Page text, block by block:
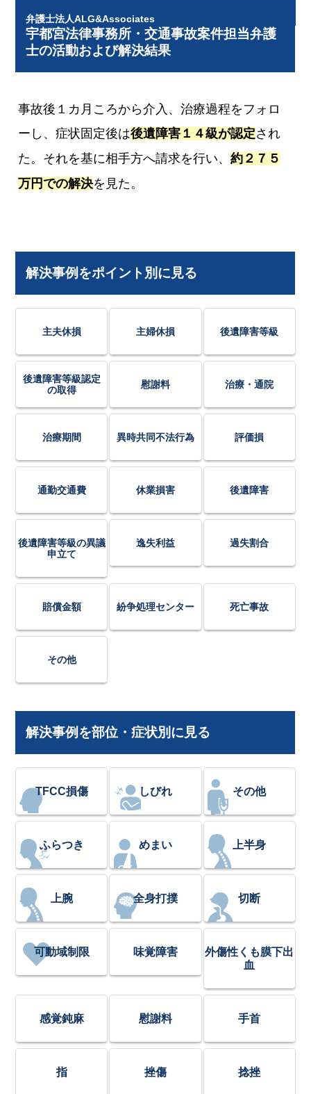
弁護士法人ALG&Associates
宇都宮法律事務所・交通事故案件担当弁護
士の活動および解決結果
事故後１カ月ころから介入、治療過程をフォロ
ーし、症状固定後は後遺障害１４級が認定され
た。それを基に相手方へ請求を行い、約２７５
万円での解決を見た。
解決事例をポイント別に見る
主夫休損 主婦休損 後遺障害等級
後遺障害等級認定
の取得
慰謝料 治療・通院
治療期間 異時共同不法行為 評価損
通勤交通費 休業損害 後遺障害
後遺障害等級の異議
申立て
逸失利益 過失割合
賠償金額 紛争処理センター 死亡事故
その他
解決事例を部位・症状別に見る
TFCC損傷 しびれ その他
ふらつき めまい 上半身
上腕 全身打撲 切断
可動域制限 味覚障害
外傷性くも膜下出
血
感覚鈍麻 慰謝料 手首
指 挫傷 捻挫